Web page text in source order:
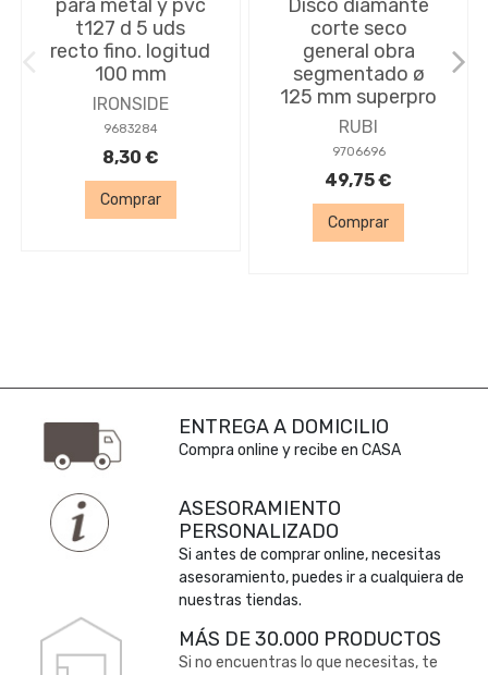
para metal y pvc
t127 d 5 uds
recto fino. logitud
100 mm
IRONSIDE
9683284
8,30 €
Comprar
Disco diamante
corte seco
general obra
segmentado ø
125 mm superpro
RUBI
9706696
49,75 €
Comprar
ENTREGA A DOMICILIO
Compra online y recibe en CASA
ASESORAMIENTO
PERSONALIZADO
Si antes de comprar online, necesitas
asesoramiento, puedes ir a cualquiera de
nuestras tiendas.
MÁS DE 30.000 PRODUCTOS
Si no encuentras lo que necesitas, te